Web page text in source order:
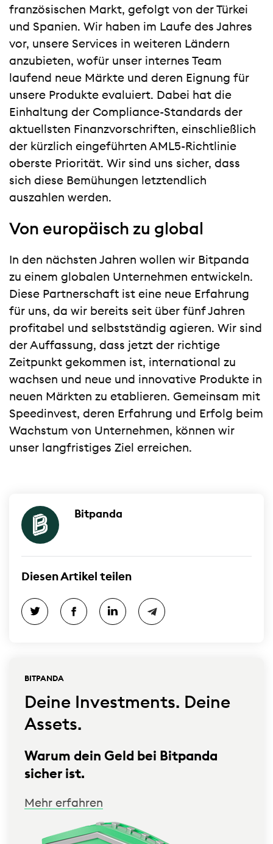
französischen Markt, gefolgt von der Türkei
und Spanien. Wir haben im Laufe des Jahres
vor, unsere Services in weiteren Ländern
anzubieten, wofür unser internes Team
laufend neue Märkte und deren Eignung für
unsere Produkte evaluiert. Dabei hat die
Einhaltung der Compliance-Standards der
aktuellsten Finanzvorschriften, einschließlich
der kürzlich eingeführten AML5-Richtlinie
oberste Priorität. Wir sind uns sicher, dass
sich diese Bemühungen letztendlich
auszahlen werden.
Von europäisch zu global
In den nächsten Jahren wollen wir Bitpanda
zu einem globalen Unternehmen entwickeln.
Diese Partnerschaft ist eine neue Erfahrung
für uns, da wir bereits seit über fünf Jahren
profitabel und selbstständig agieren. Wir sind
der Auffassung, dass jetzt der richtige
Zeitpunkt gekommen ist, international zu
wachsen und neue und innovative Produkte in
neuen Märkten zu etablieren. Gemeinsam mit
Speedinvest, deren Erfahrung und Erfolg beim
Wachstum von Unternehmen, können wir
unser langfristiges Ziel erreichen.
Bitpanda
Diesen Artikel teilen
BITPANDA
Deine Investments. Deine
Assets.
Warum dein Geld bei Bitpanda
sicher ist.
Mehr erfahren